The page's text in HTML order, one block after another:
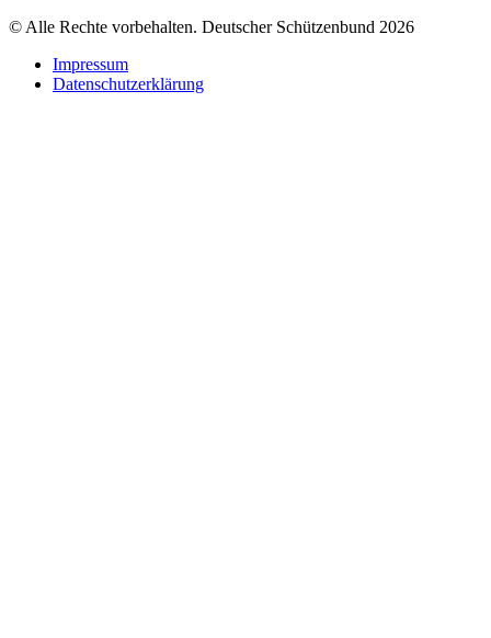
© Alle Rechte vorbehalten. Deutscher Schützenbund 2026
Impressum
Datenschutzerklärung